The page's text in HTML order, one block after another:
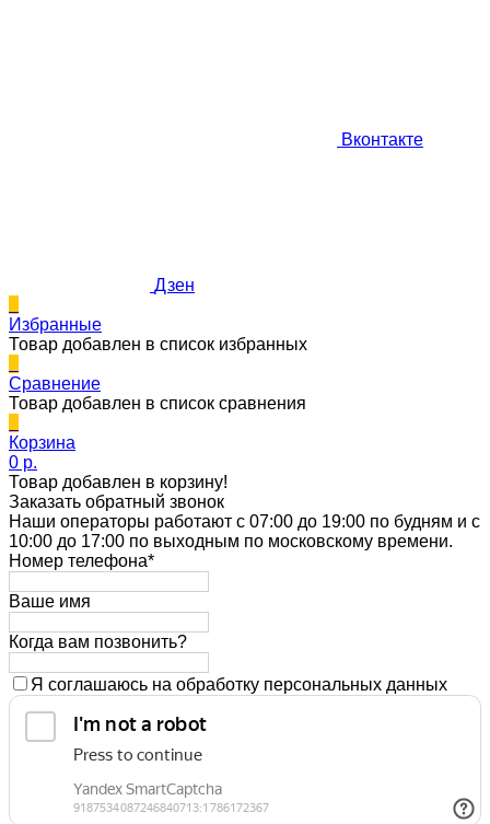
Вконтакте
Дзен
Избранные
Товар добавлен в список избранных
Сравнение
Товар добавлен в список сравнения
Корзина
0 p.
Товар добавлен в корзину!
Заказать обратный звонок
Наши операторы работают с 07:00 до 19:00 по будням и с
10:00 до 17:00 по выходным по московскому времени.
Номер телефона*
Ваше имя
Когда вам позвонить?
Я соглашаюсь на обработку персональных данных